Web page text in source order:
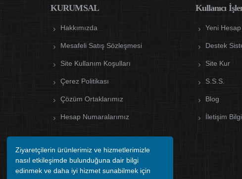
Ziyaretçilerin ürünlerimiz ve hizmetlerimizle
nasıl etkileşimde bulunduğuna dair bilgi
edinmek ve daha iyi hizmet sunabilmek için
KURUMSAL
Hakkımızda
Mesafeli Satış Sözleşmesi
Site Kullanım Koşulları
Çerez Politikası
Çözüm Ortaklarımız
Hesap Numaralarımız
Kullanıcı
Yeni
Destek
Site Kur
S.S.S.
Blog
İletişim